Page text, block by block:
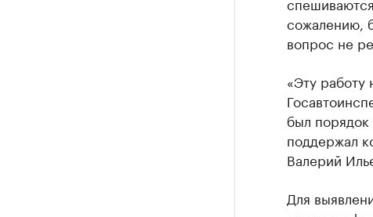
сожалению,
вопрос не
«Эту работу
был
поддержал
Валерий
Для